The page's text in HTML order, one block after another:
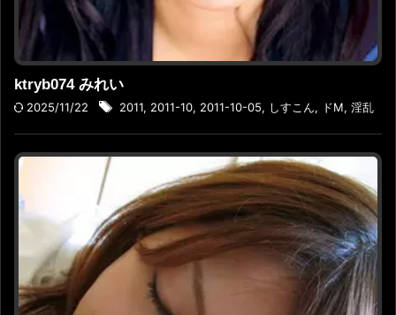
ktryb074 みれい
2025/11/22 2011, 2011-10, 2011-10-05, しすこん, ドM, 淫乱